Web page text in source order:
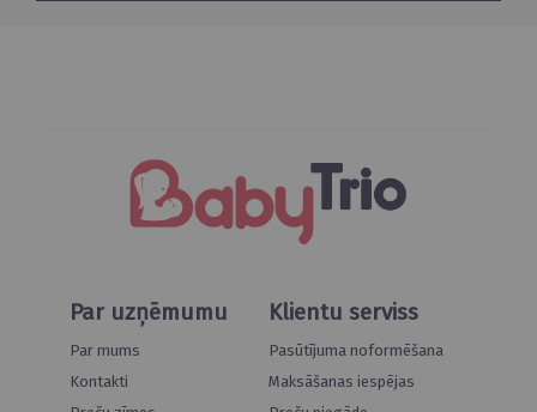
Par uzņēmumu
Par mums
Kontakti
Klientu serviss
Pasūtījuma noformēšana
Maksāšanas iespējas